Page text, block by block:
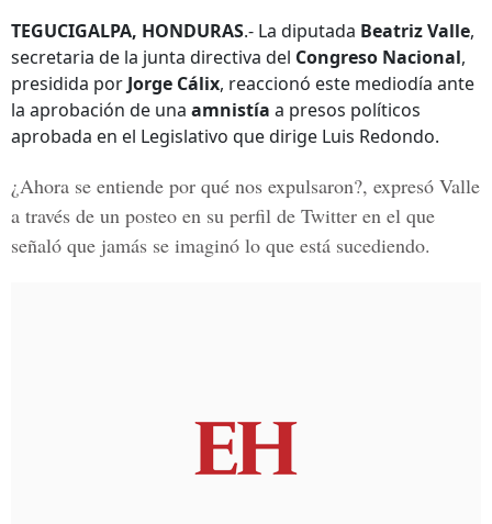
TEGUCIGALPA, HONDURAS.- La diputada Beatriz Valle,
secretaria de la junta directiva del Congreso Nacional,
presidida por Jorge Cálix, reaccionó este mediodía ante
la aprobación de una amnistía a presos políticos
aprobada en el Legislativo que dirige Luis Redondo.
¿Ahora se entiende por qué nos expulsaron?, expresó Valle
a través de un posteo en su perfil de Twitter en el que
señaló que jamás se imaginó lo que está sucediendo.